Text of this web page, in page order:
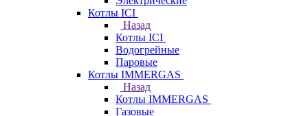
Котлы ICI
Назад
Котлы ICI
Водогрейные
Паровые
Котлы IMMERGAS
Назад
Котлы IMMERGAS
Газовые